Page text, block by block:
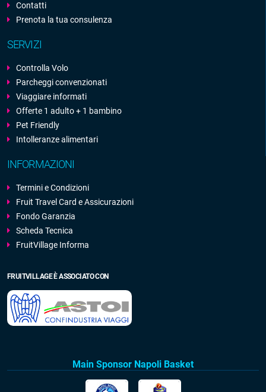
Contatti
Prenota la tua consulenza
SERVIZI
Controlla Volo
Parcheggi convenzionati
Viaggiare informati
Offerte 1 adulto + 1 bambino
Pet Friendly
Intolleranze alimentari
INFORMAZIONI
Termini e Condizioni
Fruit Travel Card e Assicurazioni
Fondo Garanzia
Scheda Tecnica
FruitVillage Informa
FRUITVILLAGE È ASSOCIATO CON
Main Sponsor Napoli Basket